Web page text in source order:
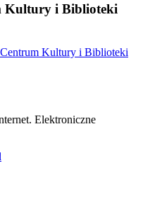
Kultury i Biblioteki
Kultury i Biblioteki
Elektroniczne